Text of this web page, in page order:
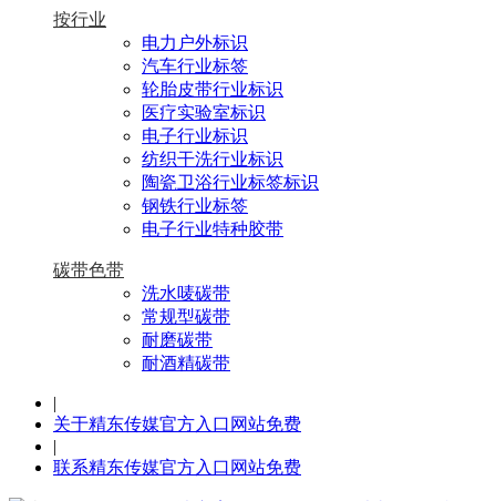
按行业
电力户外标识
汽车行业标签
轮胎皮带行业标识
医疗实验室标识
电子行业标识
纺织干洗行业标识
陶瓷卫浴行业标签标识
钢铁行业标签
电子行业特种胶带
碳带色带
洗水唛碳带
常规型碳带
耐磨碳带
耐酒精碳带
|
关于精东传媒官方入口网站免费
|
联系精东传媒官方入口网站免费